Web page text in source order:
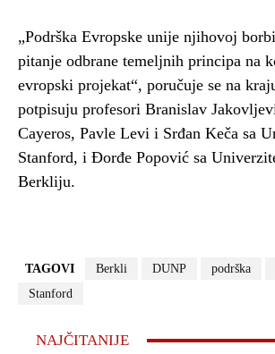
„Podrška Evropske unije njihovoj
pitanje odbrane temeljnih principa na
evropski projekat“, poručuje se na
potpisuju profesori Branislav
Cayeros, Pavle Levi i Srđan Keča sa
Stanford, i Đorđe Popović sa
Berkliju.
TAGOVI Berkli DUNP podrška
Stanford
NAJČITANIJE